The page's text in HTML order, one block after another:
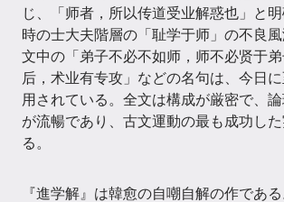
じ、「师者，所以传道受业解惑也」と
時の士大夫階層の「耻学于师」の不良風
文中の「弟子不必不如师，师不必贤于
后，术业有专攻」などの名句は、今日に
用されている。全文は構成が厳密で、
が流暢であり、古文運動の最も成功し
る。
『進学解』は韓愈の自嘲自解の作であ